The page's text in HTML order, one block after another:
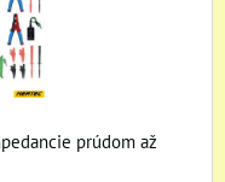
prúdom až